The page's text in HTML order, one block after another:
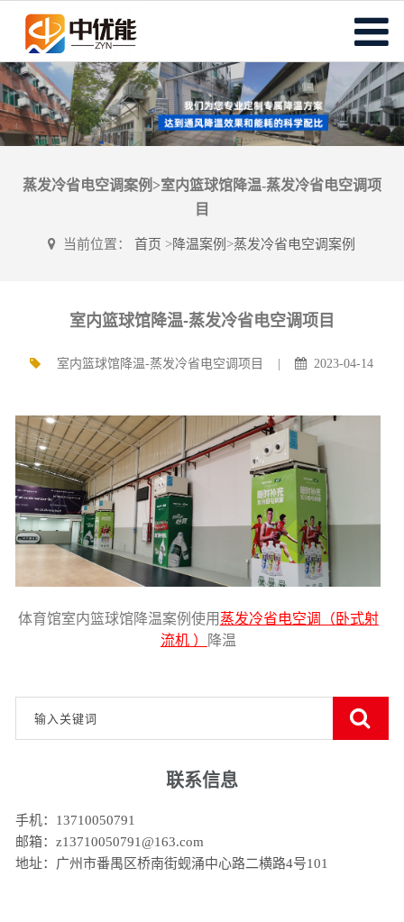
蒸发冷省电空调案例>室内篮球馆降温-蒸发冷省电空调项
目
当前位置：首页 >降温案例 >蒸发冷省电空调案例
室内篮球馆降温-蒸发冷省电空调项目
室内篮球馆降温-蒸发冷省电空调项目 | 2023-04-14
体育馆室内篮球馆降温案例使用 蒸发冷省电空调（卧式射
流机 ）
降温
联系信息
手机：13710050791
邮箱：z13710050791@163.com
地址：广州市番禺区桥南街蚬涌中心路二横路4号101